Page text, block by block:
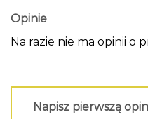
Opinie
Na razie nie ma opinii o
Napisz pierwszą